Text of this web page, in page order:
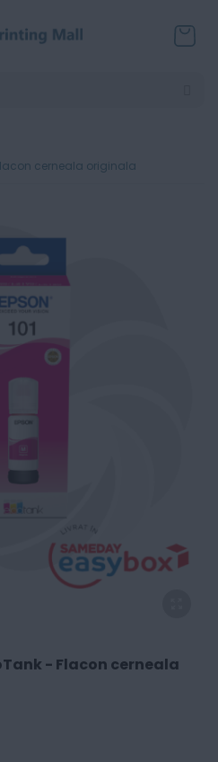
cerneala originala
- Flacon cerneala